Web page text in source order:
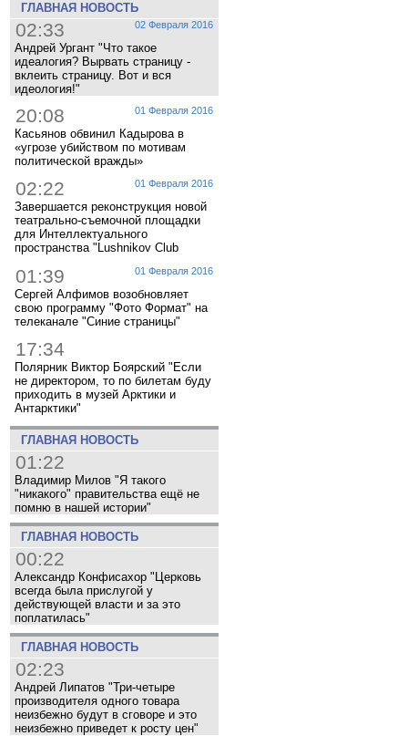
ГЛАВНАЯ НОВОСТЬ
02 Февраля 2016
02:33
Андрей Ургант "Что такое
идеалогия? Вырвать страницу -
вклеить страницу. Вот и вся
идеология!"
01 Февраля 2016
20:08
Касьянов обвинил Кадырова в
«угрозе убийством по мотивам
политической вражды»
01 Февраля 2016
02:22
Завершается реконструкция новой
театрально-съемочной площадки
для Интеллектуального
пространства "Lushnikov Club
01 Февраля 2016
01:39
Сергей Алфимов возобновляет
свою программу "Фото Формат" на
телеканале "Синие страницы"
17:34
Полярник Виктор Боярский "Если
не директором, то по билетам буду
приходить в музей Арктики и
Антарктики"
ГЛАВНАЯ НОВОСТЬ
01:22
Владимир Милов "Я такого
"никакого" правительства ещё не
помню в нашей истории"
ГЛАВНАЯ НОВОСТЬ
00:22
Александр Конфисахор "Церковь
всегда была прислугой у
действующей власти и за это
поплатилась"
ГЛАВНАЯ НОВОСТЬ
02:23
Андрей Липатов "Три-четыре
производителя одного товара
неизбежно будут в сговоре и это
неизбежно приведет к росту цен"